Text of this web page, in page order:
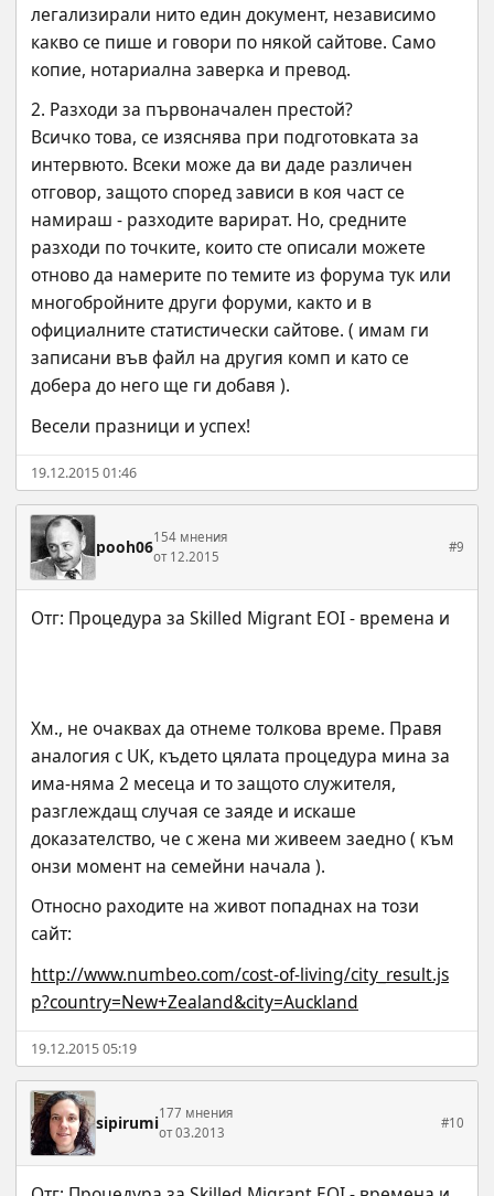
легализирали нито един документ, независимо
какво се пише и говори по някой сайтове. Само
копие, нотариална заверка и превод.
2. Разходи за първоначален престой?
Всичко това, се изяснява при подготовката за
интервюто. Всеки може да ви даде различен
отговор, защото според зависи в коя част се
намираш - разходите варират. Но, средните
разходи по точките, които сте описали можете
отново да намерите по темите из форума тук или
многобройните други форуми, както и в
официалните статистически сайтове. ( имам ги
записани във файл на другия комп и като се
добера до него ще ги добавя ).
Весели празници и успех!
19.12.2015 01:46
pooh06154 мнения
от 12.2015
#9
Хм., не очаквах да отнеме толкова време. Правя
аналогия с UK, където цялата процедура мина за
има-няма 2 месеца и то защото служителя,
разглеждащ случая се заяде и искаше
доказателство, че с жена ми живеем заедно ( към
онзи момент на семейни начала ).
Относно раходите на живот попаднах на този
сайт:
http://www.numbeo.com/cost-of-living/city_result.js
p?country=New+Zealand&city=Auckland
19.12.2015 05:19
sipirumi177 мнения
от 03.2013
#10